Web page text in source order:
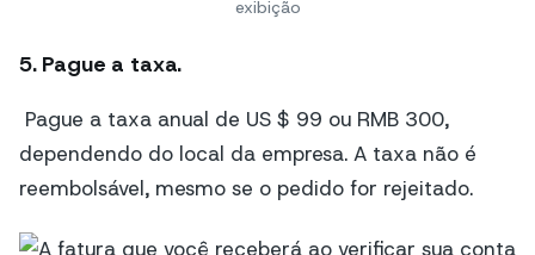
exibição
5. Pague a taxa.
Pague a taxa anual de US $ 99 ou RMB 300,
dependendo do local da empresa. A taxa não é
reembolsável, mesmo se o pedido for rejeitado.